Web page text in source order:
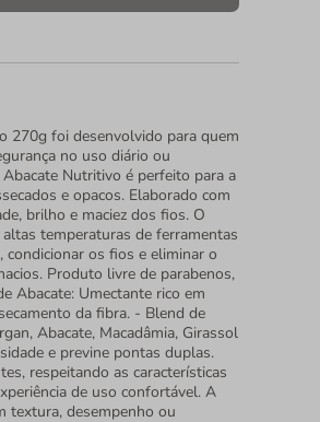
270g foi desenvolvido para quem
no uso diário ou
Nutritivo é perfeito para a
e opacos. Elaborado com
brilho e maciez dos fios. O
temperaturas de ferramentas
condicionar os fios e eliminar o
Produto livre de parabenos,
Abacate: Umectante rico em
da fibra. - Blend de
Abacate, Macadâmia, Girassol
e previne pontas duplas.
respeitando as características
de uso confortável. A
textura, desempenho ou